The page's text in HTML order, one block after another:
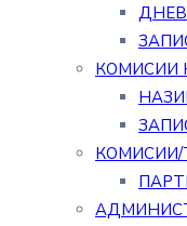
КОМИСИИ